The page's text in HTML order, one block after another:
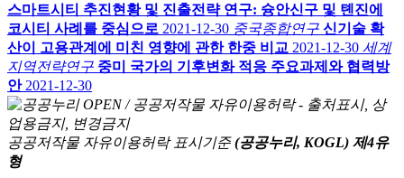
스마트시티 추진현황 및 진출전략 연구: 슝안신구 및 톈진에
코시티 사례를 중심으로 2021-12-30 중국종합연구 신기술 확
산이 고용관계에 미친 영향에 관한 한중 비교 2021-12-30 세계
지역전략연구 중미 국가의 기후변화 적응 주요과제와 협력방
안 2021-12-30
공공저작물 자유이용허락 표시기준 (공공누리, KOGL) 제4유
형